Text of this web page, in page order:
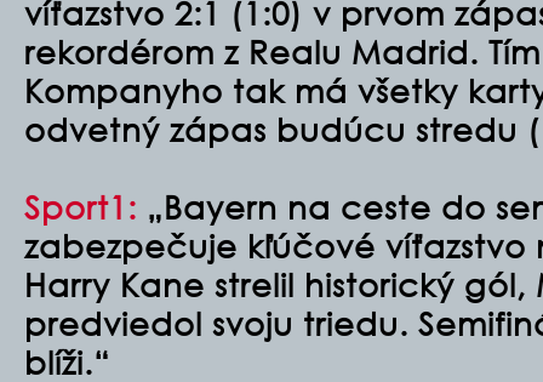
víťazstvo 2:1 (1:0) v prvom
rekordérom z Realu Madrid.
Kompanyho tak má všetky
odvetný zápas budúcu stredu
Sport1: „Bayern na ceste do
zabezpečuje kľúčové víťazstvo
Harry Kane strelil historický
predviedol svoju triedu.
blíži.“